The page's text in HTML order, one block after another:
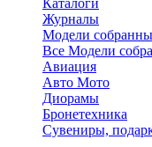
Каталоги
Журналы
Модели
Все Модели
Авиация
Авто Мото
Диорамы
Бронетехника
Сувениры,